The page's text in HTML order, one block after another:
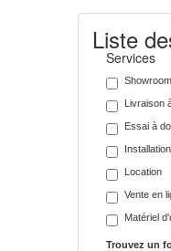
Liste
Services
Showroom
Livraison
Essai à
Location
Vente en
Matériel
Trouvez un